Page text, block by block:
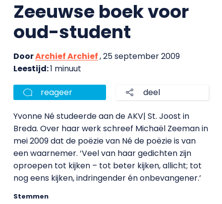
Zeeuwse boek voor
oud-student
DoorArchief Archief, 25 september 2009
Leestijd:1 minuut
reageer deel
Yvonne Né studeerde aan de AKV| St. Joost in
Breda. Over haar werk schreef Michaël Zeeman in
mei 2009 dat de poëzie van Né de poëzie is van
een waarnemer. ‘Veel van haar gedichten zijn
oproepen tot kijken – tot beter kijken, allicht; tot
nog eens kijken, indringender én onbevangener.’
Stemmen